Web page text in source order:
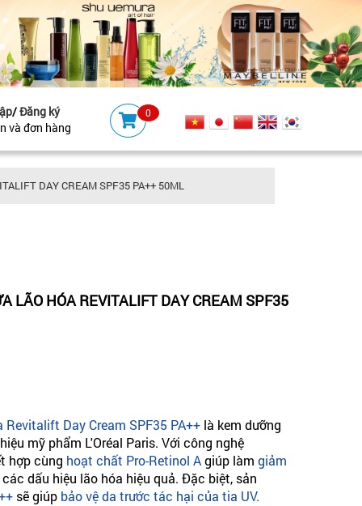
/Đăng ký
và đơn hàng
0
DAY CREAM SPF35 PA++ 50ML
LÃO HÓA REVITALIFT DAY CREAM SPF35
Revitalift Day Cream SPF35 PA++ là kem dưỡng
mỹ phẩm L'Oréal Paris. Với công nghệ
hợp cùng hoạt chất Pro-Retinol Agiúp làm giảm
dấu hiệu lão hóa hiệu quả. Đặc biệt, sản
sẽ giúp bảo vệ da trước tác hại của tia UV.